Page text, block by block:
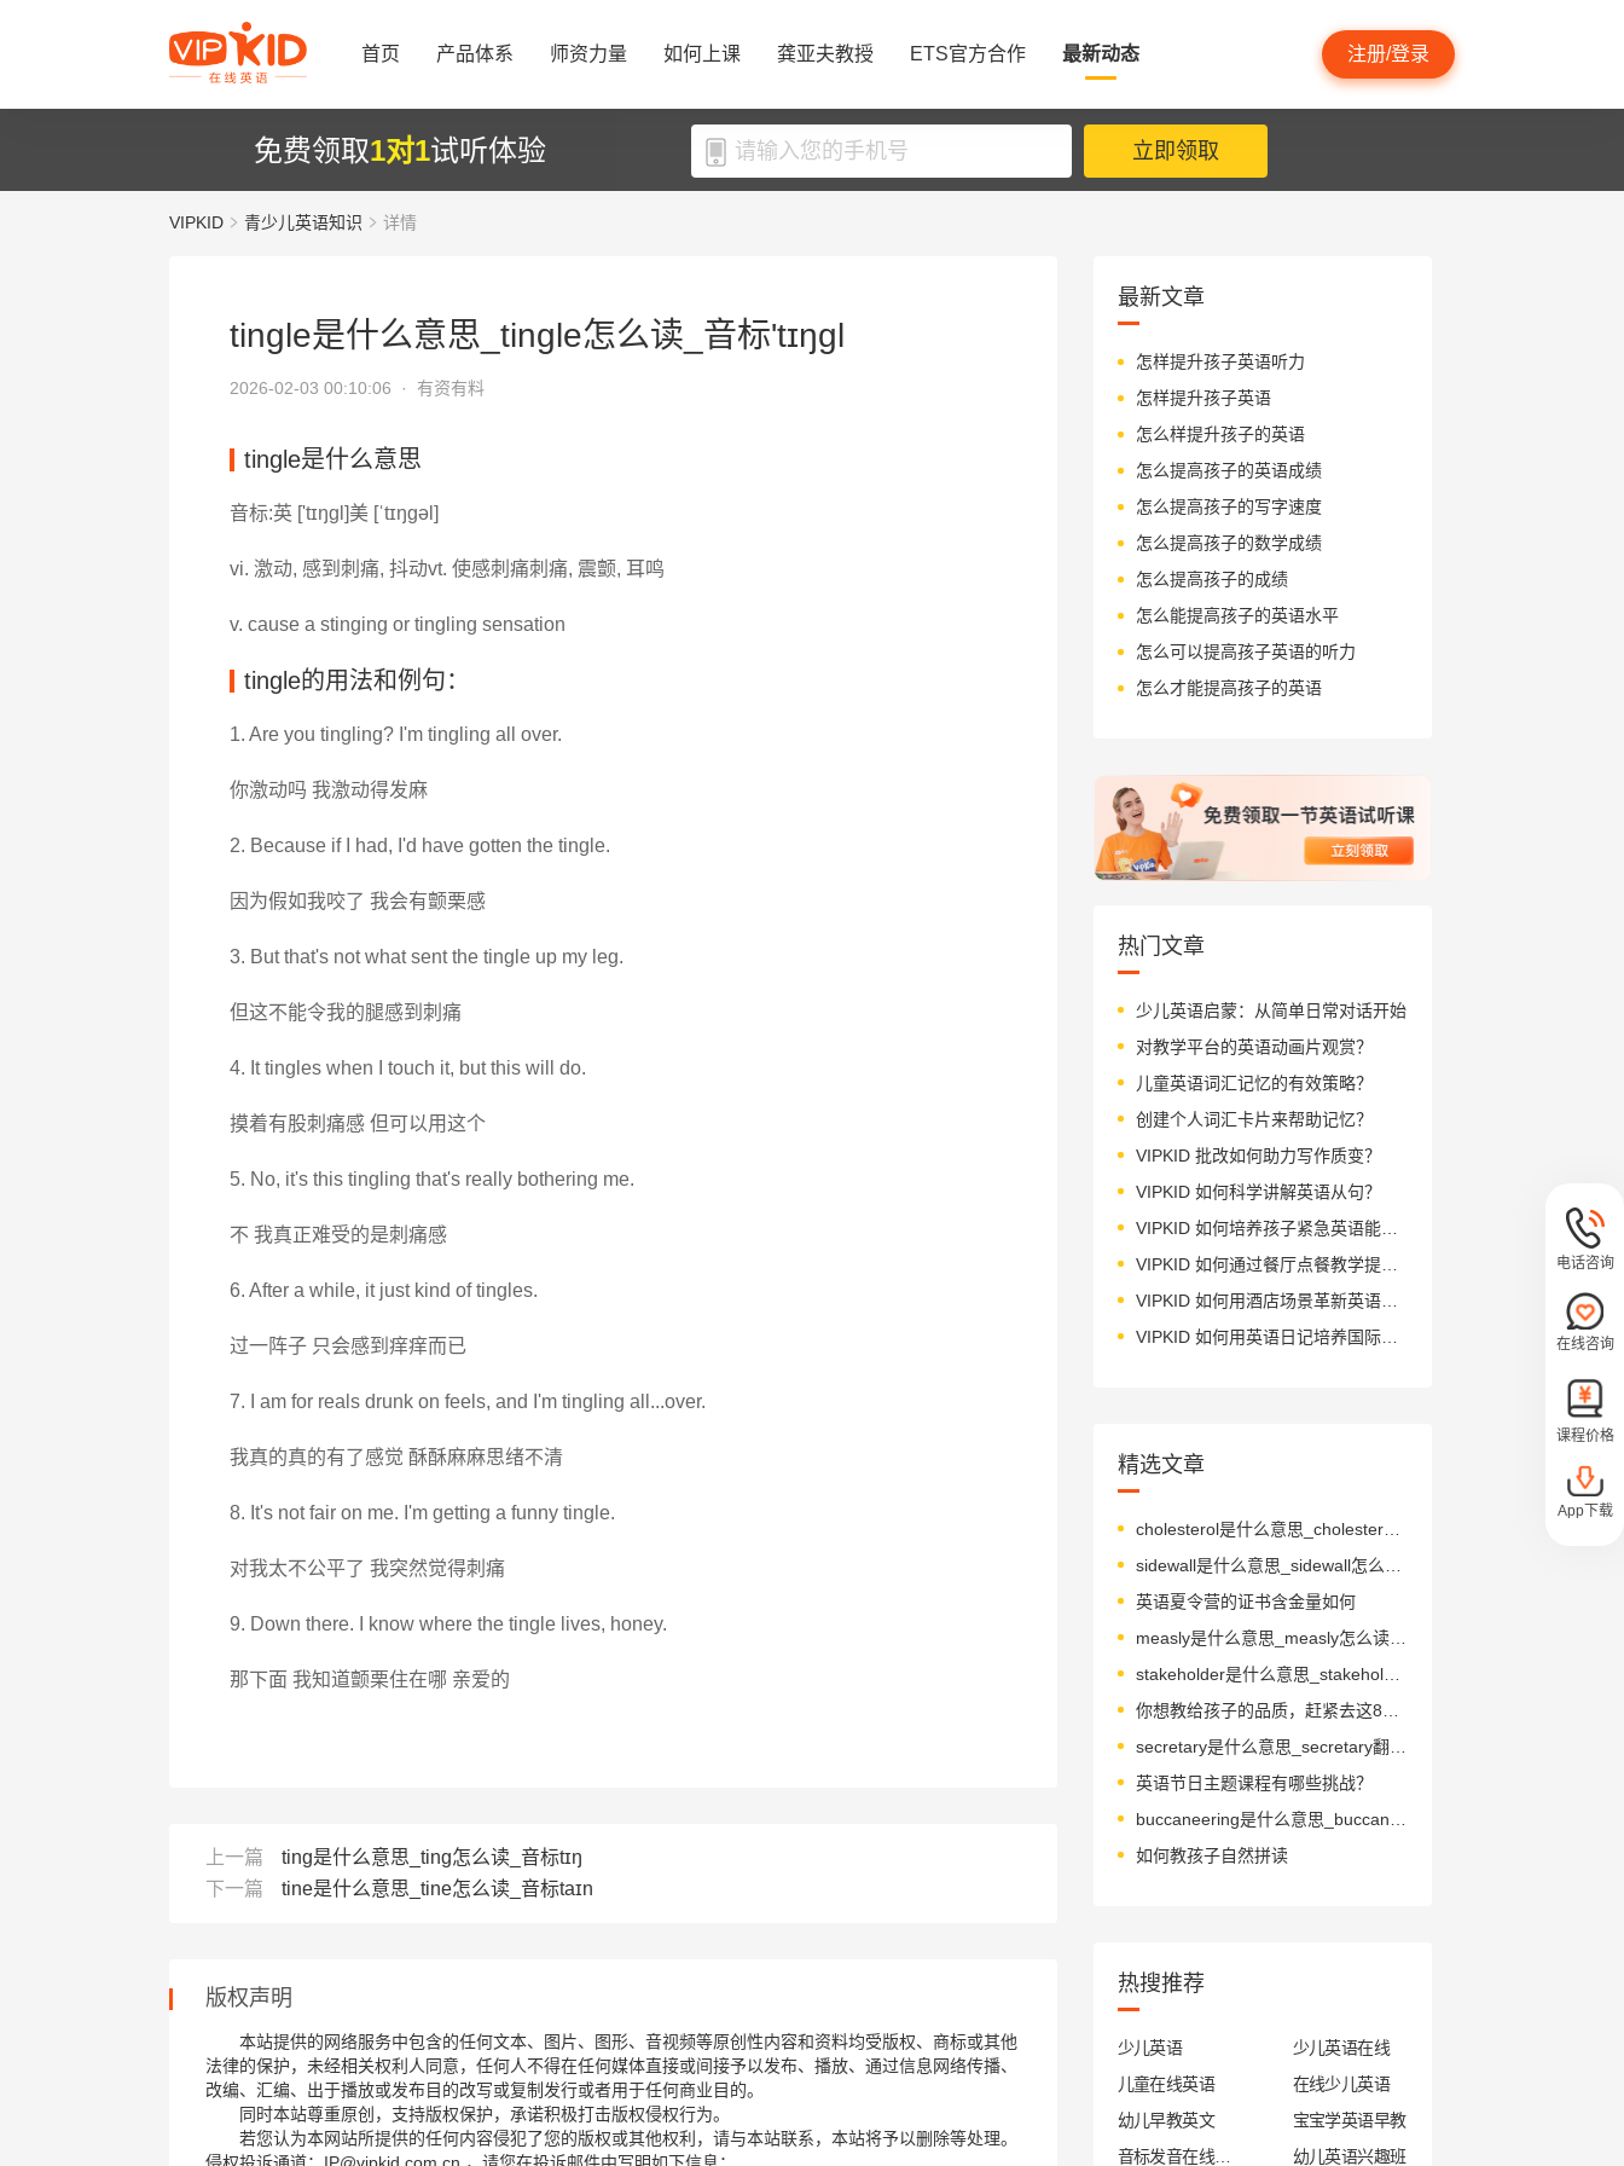
首页 产品体系 师资力量 如何上课 龚亚夫教授 ETS官方合作 最新动态 注册/登录
免费领取1对1试听体验 立即领取
VIPKID 青少儿英语知识 详情
tingle是什么意思_tingle怎么读_音标'tɪŋɡl
2026-02-03 00:10:06 · 有资有料
tingle是什么意思
音标:英 ['tɪŋɡl]美 [ˈtɪŋɡəl]
vi. 激动, 感到刺痛, 抖动vt. 使感刺痛刺痛, 震颤, 耳鸣
v. cause a stinging or tingling sensation
tingle的用法和例句：
1. Are you tingling? I'm tingling all over.
你激动吗 我激动得发麻
2. Because if I had, I'd have gotten the tingle.
因为假如我咬了 我会有颤栗感
3. But that's not what sent the tingle up my leg.
但这不能令我的腿感到刺痛
4. It tingles when I touch it, but this will do.
摸着有股刺痛感 但可以用这个
5. No, it's this tingling that's really bothering me.
不 我真正难受的是刺痛感
6. After a while, it just kind of tingles.
过一阵子 只会感到痒痒而已
7. I am for reals drunk on feels, and I'm tingling all...over.
我真的真的有了感觉 酥酥麻麻思绪不清
8. It's not fair on me. I'm getting a funny tingle.
对我太不公平了 我突然觉得刺痛
9. Down there. I know where the tingle lives, honey.
那下面 我知道颤栗住在哪 亲爱的
上一篇
ting是什么意思_ting怎么读_音标tɪŋ
下一篇
tine是什么意思_tine怎么读_音标taɪn
版权声明
本站提供的网络服务中包含的任何文本、图片、图形、音视频等原创性内容和资料均受版权、商标或其他
法律的保护，未经相关权利人同意，任何人不得在任何媒体直接或间接予以发布、播放、通过信息网络传播、
改编、汇编、出于播放或发布目的改写或复制发行或者用于任何商业目的。
同时本站尊重原创，支持版权保护，承诺积极打击版权侵权行为。
若您认为本网站所提供的任何内容侵犯了您的版权或其他权利，请与本站联系，本站将予以删除等处理。
最新文章
怎样提升孩子英语听力
怎样提升孩子英语
怎么样提升孩子的英语
怎么提高孩子的英语成绩
怎么提高孩子的写字速度
怎么提高孩子的数学成绩
怎么提高孩子的成绩
怎么能提高孩子的英语水平
怎么可以提高孩子英语的听力
怎么才能提高孩子的英语
热门文章
少儿英语启蒙：从简单日常对话开始
对教学平台的英语动画片观赏？
儿童英语词汇记忆的有效策略？
创建个人词汇卡片来帮助记忆？
VIPKID 批改如何助力写作质变？
VIPKID 如何科学讲解英语从句？
VIPKID 如何培养孩子紧急英语能力？
VIPKID 如何通过餐厅点餐教学提升少儿英语应用能力？
VIPKID 如何用酒店场景革新英语教学？
VIPKID 如何用英语日记培养国际化人才？
精选文章
cholesterol是什么意思_cholesterol怎么读_音标kəˈlestərɒl
英语夏令营的证书含金量如何
measly是什么意思_measly怎么读_音标ˈmi-zli
stakeholder是什么意思_stakeholder怎么读_音标ˈsteɪkhəʊldə(r)
英语节日主题课程有哪些挑战？
如何教孩子自然拼读
热搜推荐
少儿英语
少儿英语在线
儿童在线英语
在线少儿英语
幼儿早教英文
宝宝学英语早教
幼儿英语兴趣班
电话咨询
在线咨询
课程价格
App下载